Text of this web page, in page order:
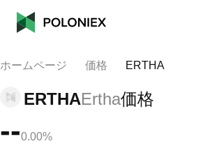
ホームページ 価格 ERTHA
ERTHAErtha価格
--0.00%